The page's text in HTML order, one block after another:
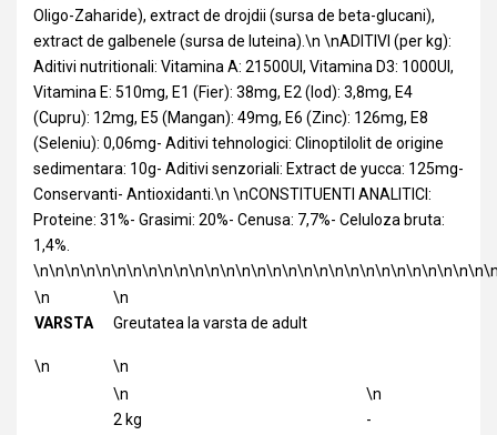
Oligo-Zaharide), extract de drojdii (sursa de beta-glucani),
extract de galbenele (sursa de luteina).\n \nADITIVI (per kg):
Aditivi nutritionali: Vitamina A: 21500UI, Vitamina D3: 1000UI,
Vitamina E: 510mg, E1 (Fier): 38mg, E2 (Iod): 3,8mg, E4
(Cupru): 12mg, E5 (Mangan): 49mg, E6 (Zinc): 126mg, E8
(Seleniu): 0,06mg- Aditivi tehnologici: Clinoptilolit de origine
sedimentara: 10g- Aditivi senzoriali: Extract de yucca: 125mg-
Conservanti- Antioxidanti.\n \nCONSTITUENTI ANALITICI:
Proteine: 31%- Grasimi: 20%- Cenusa: 7,7%- Celuloza bruta:
1,4%.
\n
VARSTA
\n
\n
Greutatea la varsta de adult
\n
\n
2 kg
\n
-